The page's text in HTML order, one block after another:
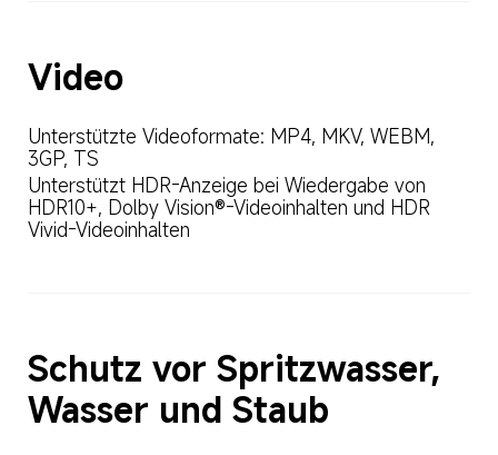
Video
Unterstützte Videoformate: MP4, MKV, WEBM,
3GP, TS
Unterstützt HDR-Anzeige bei Wiedergabe von
HDR10+, Dolby Vision®-Videoinhalten und HDR
Vivid-Videoinhalten
Schutz vor Spritzwasser,
Wasser und Staub